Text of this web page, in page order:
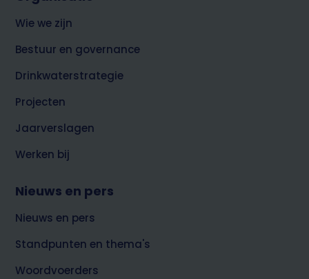
top
over
Water
Wie we zijn
Bestuur en governance
Drinkwaterstrategie
Projecten
Jaarverslagen
Werken bij
Nieuws en pers
Nieuws en pers
Standpunten en thema's
Woordvoerders